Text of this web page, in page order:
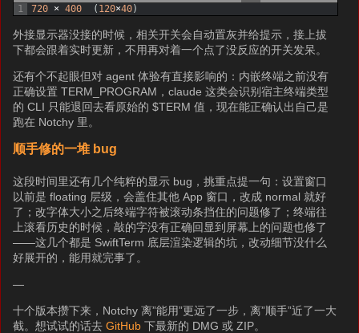
1 720 × 400 ( 120×40)
外接显示器没接的时候，相关开关会自动置灰并给提示，接上拔
下都会跟着实时更新，不用再对着一个点了没反应的开关发呆。
还有个不起眼但对 agent 体验有直接影响的：内嵌终端之前没有
正确设置 TERM_PROGRAM，claude 这类会识别宿主终端类型
的 CLI 只能退回去看原始的 $TERM 值，现在能正确认出自己是
跑在 Notchy 里。
顺手修的一堆 bug
这段时间里还有几个纯粹的显示 bug，挑重点提一句：设置窗口
以前是 floating 层级，会盖住其他 App 窗口，改成 normal 就好
了；改字体大小之后终端字符被滚动条挡住的问题修了；终端往
上滚看历史的时候，敲的字没有正确回显到屏幕上的问题也修了
——这几个都是 SwiftTerm 底层渲染逻辑的坑，改动细节没什么
好展开的，能用就完事了。
—
十个版本攒下来，Notchy 离”能用”更远了一步，离”顺手”近了一大
截。想试试的话去GitHub 下最新的 DMG 或 ZIP。